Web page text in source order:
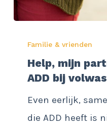
mijn
partner
heeft
ADD!
Familie & vrienden
Help, mijn
ADD bij
Even eerlijk,
die ADD heeft is